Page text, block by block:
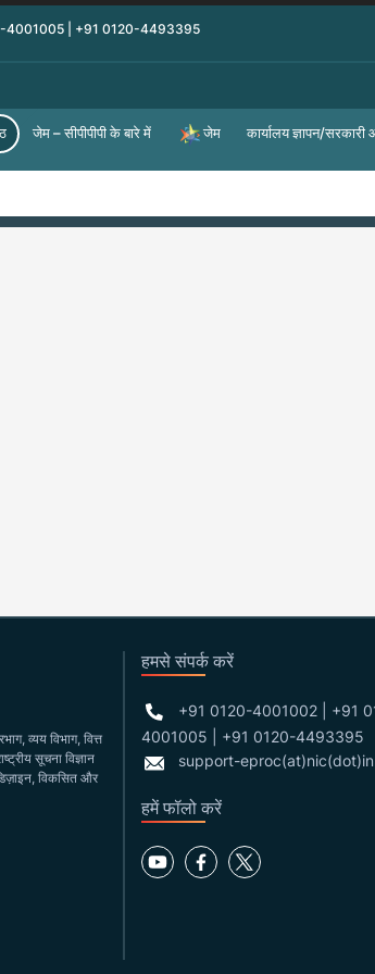
4001005 | +91 0120-4493395
जेम – सीपीपीपी के बारे में जेम कार्यालय ज्ञापन/
व्यय विभाग, वित्त
सूचना विज्ञान
विकसित और
हमसे संपर्क करें
+91 0120-4001002 | +91
4001005 | +91 0120-4493395
support-eproc(at)nic(dot)in
हमें फॉलो करें